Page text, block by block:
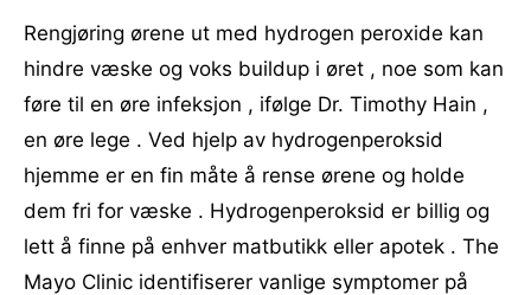
Rengjøring ørene ut med hydrogen peroxide kan
hindre væske og voks buildup i øret , noe som kan
føre til en øre infeksjon , ifølge Dr. Timothy Hain ,
en øre lege . Ved hjelp av hydrogenperoksid
hjemme er en fin måte å rense ørene og holde
dem fri for væske . Hydrogenperoksid er billig og
lett å finne på enhver matbutikk eller apotek . The
Mayo Clinic identifiserer vanlige symptomer på